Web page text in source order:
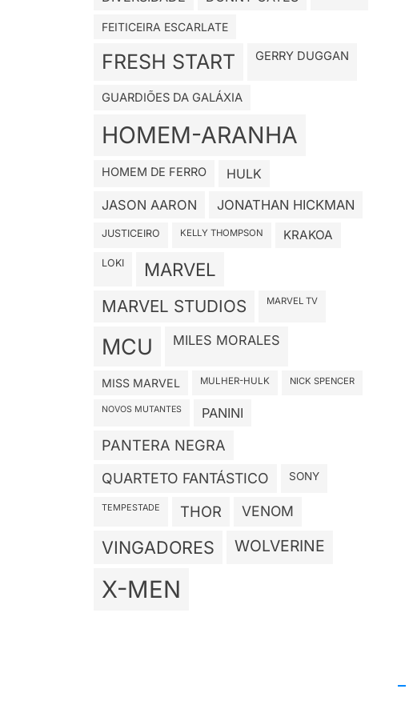
FEITICEIRA ESCARLATE
FRESH START GERRY DUGGAN
GUARDIÕES DA GALÁXIA
HOMEM-ARANHA
HOMEM DE FERRO
HULK
JASON AARON
JONATHAN HICKMAN
JUSTICEIRO KELLY THOMPSON KRAKOA
LOKI MARVEL
MARVEL STUDIOS MARVEL TV
MCU MILES MORALES
MISS MARVEL MULHER-HULK NICK SPENCER
NOVOS MUTANTES PANINI
PANTERA NEGRA
QUARTETO FANTÁSTICO SONY
TEMPESTADE THOR VENOM
VINGADORES WOLVERINE
X-MEN